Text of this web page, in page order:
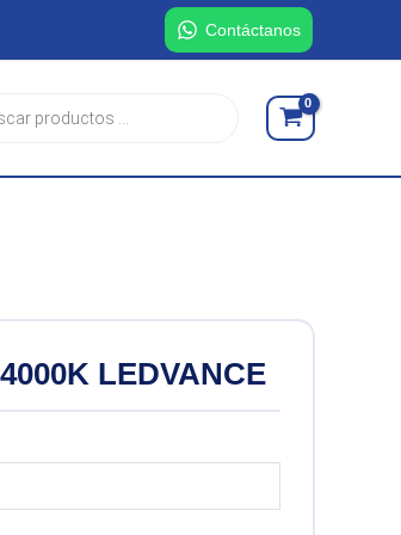
Contáctanos
LEDVANCE